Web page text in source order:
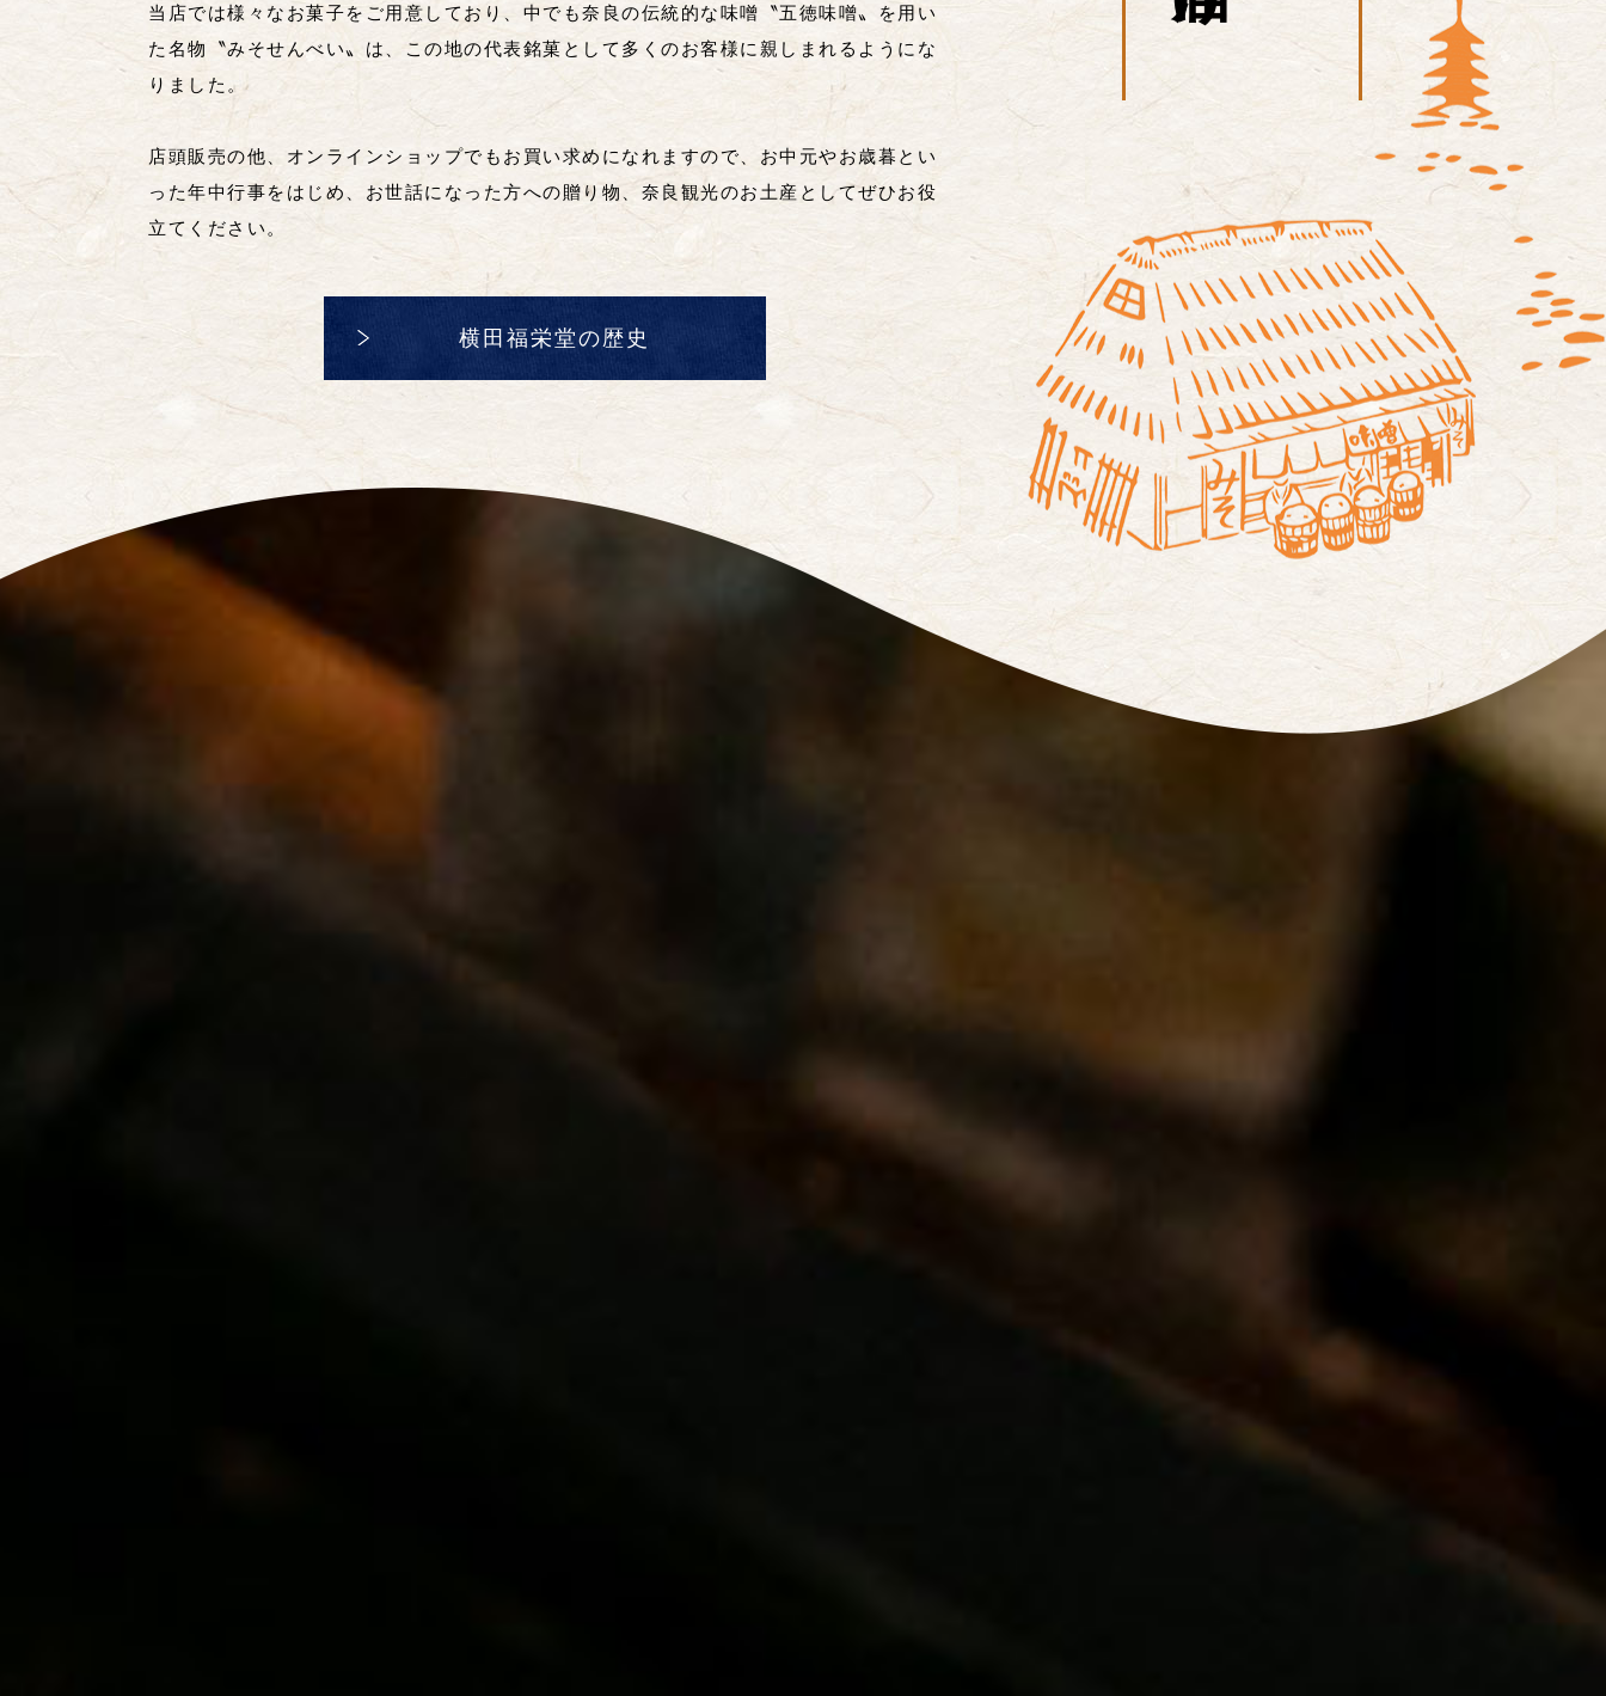
当店では様々なお菓子をご用意しており、中でも奈良の伝統的な味噌〝五徳味噌〟を用い
た名物〝みそせんべい〟は、この地の代表銘菓として多くのお客様に親しまれるようにな
りました。
店頭販売の他、オンラインショップでもお買い求めになれますので、お中元やお歳暮とい
った年中行事をはじめ、お世話になった方への贈り物、奈良観光のお土産としてぜひお役
立てください。
横田福栄堂の歴史